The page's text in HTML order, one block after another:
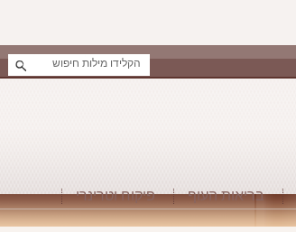
בריאות העוף
פיקוח וטרינרי